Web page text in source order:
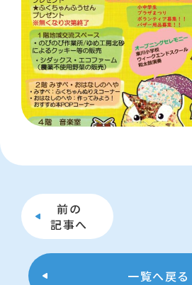
前の
記事へ
一覧へ戻る